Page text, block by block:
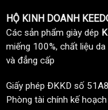
HỘ KINH DOANH
Các sản phẩm giày dép
miếng 100%, chất liệu
và đẳng cấp
Giấy phép ĐKKD số
Phòng tài chính kế